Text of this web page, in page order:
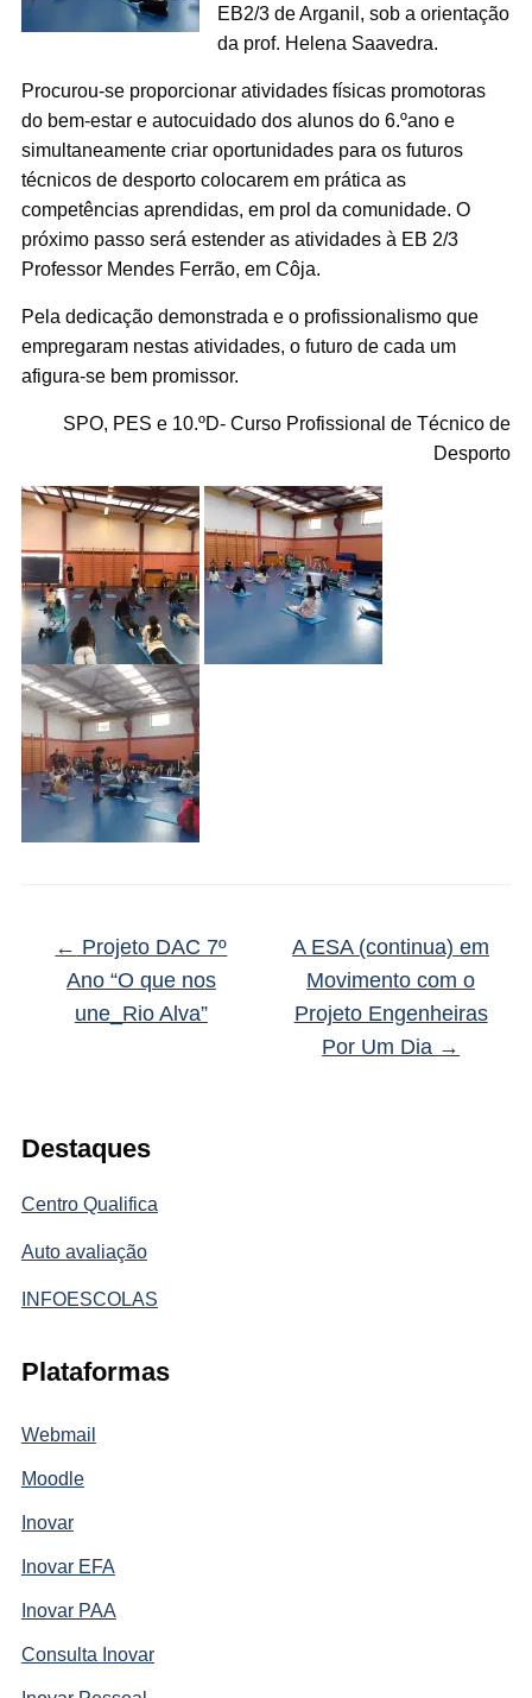
Destaques
Centro Qualifica
Auto avaliação
INFOESCOLAS
Plataformas
Webmail
Moodle
Inovar
Inovar EFA
Inovar PAA
Consulta Inovar
EB2/3 de Arganil, sob a orientação
da prof. Helena Saavedra.
Procurou-se proporcionar atividades físicas promotoras
do bem-estar e autocuidado dos alunos do 6.ºano e
simultaneamente criar oportunidades para os futuros
técnicos de desporto colocarem em prática as
competências aprendidas, em prol da comunidade. O
próximo passo será estender as atividades à EB 2/3
Professor Mendes Ferrão, em Côja.
Pela dedicação demonstrada e o profissionalismo que
empregaram nestas atividades, o futuro de cada um
afigura-se bem promissor.
SPO, PES e 10.ºD- Curso Profissional de Técnico de
Desporto
← Projeto DAC 7º
Ano “O que nos
une_Rio Alva”
A ESA (continua) em
Movimento com o
Projeto Engenheiras
Por Um Dia →